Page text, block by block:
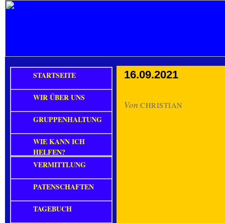
16.09.2021
Von CHRISTIAN
STARTSEITE
WIR ÜBER UNS
GRUPPENHALTUNG
WIE KANN ICH
HELFEN?
VERMITTLUNG
PATENSCHAFTEN
TAGEBUCH